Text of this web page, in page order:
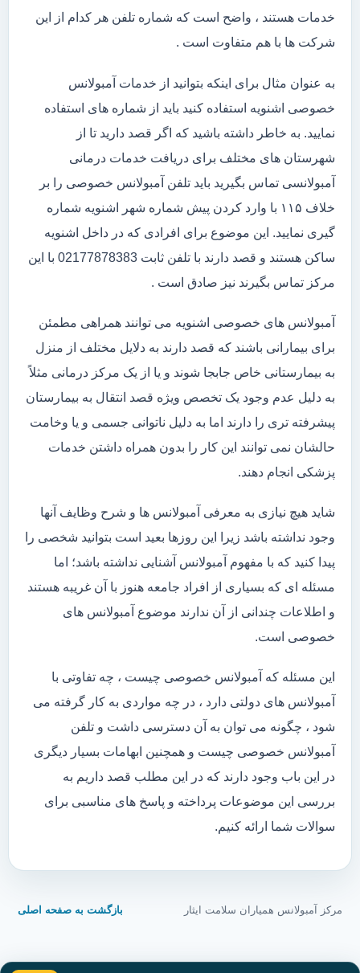
خدمات هستند ، واضح است که شماره تلفن هر کدام از این
شرکت ها با هم متفاوت است .
به عنوان مثال برای اینکه بتوانید از خدمات آمبولانس
خصوصی اشنویه استفاده کنید باید از شماره های استفاده
نمایید. به خاطر داشته باشید که اگر قصد دارید تا از
شهرستان های مختلف برای دریافت خدمات درمانی
آمبولانسی تماس بگیرید باید تلفن آمبولانس خصوصی را بر
خلاف ۱۱۵ با وارد کردن پیش شماره شهر اشنویه شماره
گیری نمایید. این موضوع برای افرادی که در داخل اشنویه
ساکن هستند و قصد دارند با تلفن ثابت 02177878383 با این
مرکز تماس بگیرند نیز صادق است .
آمبولانس های خصوصی اشنویه می توانند همراهی مطمئن
برای بیمارانی باشند که قصد دارند به دلایل مختلف از منزل
به بیمارستانی خاص جابجا شوند و یا از یک مرکز درمانی مثلاً
به دلیل عدم وجود یک تخصص ویژه قصد انتقال به بیمارستان
پیشرفته تری را دارند اما به دلیل ناتوانی جسمی و یا وخامت
حالشان نمی توانند این کار را بدون همراه داشتن خدمات
پزشکی انجام دهند.
شاید هیچ نیازی به معرفی آمبولانس ها و شرح وظایف آنها
وجود نداشته باشد زیرا این روزها بعید است بتوانید شخصی را
پیدا کنید که با مفهوم آمبولانس آشنایی نداشته باشد؛ اما
مسئله ای که بسیاری از افراد جامعه هنوز با آن غریبه هستند
و اطلاعات چندانی از آن ندارند موضوع آمبولانس های
خصوصی است.
این مسئله که آمبولانس خصوصی چیست ، چه تفاوتی با
آمبولانس های دولتی دارد ، در چه مواردی به کار گرفته می
شود ، چگونه می توان به آن دسترسی داشت و تلفن
آمبولانس خصوصی چیست و همچنین ابهامات بسیار دیگری
در این باب وجود دارند که در این مطلب قصد داریم به
بررسی این موضوعات پرداخته و پاسخ های مناسبی برای
سوالات شما ارائه کنیم.
مرکز آمبولانس همیاران سلامت ایثار بازگشت به صفحه اصلی